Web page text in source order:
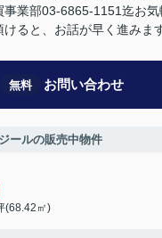
事業部03-6865-1151迄お
ると、お話が早く進みます
無料 お問い合わせ
ールの販売中物件
(68.42㎡)